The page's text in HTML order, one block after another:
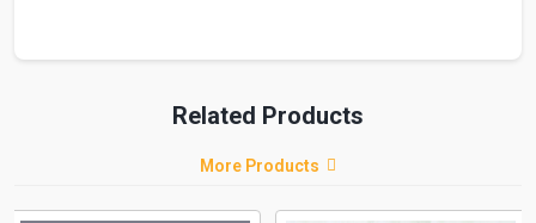
Related Products
More Products